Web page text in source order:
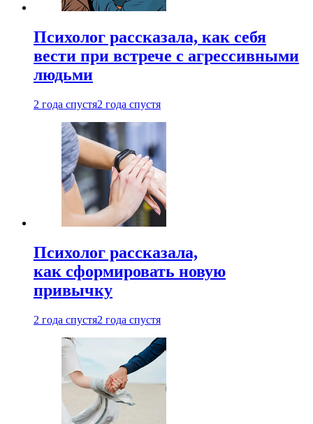
Психолог рассказала, как себя
вести при встрече с агрессивными
людьми
2 года спустя2 года спустя
Психолог рассказала,
как сформировать новую
привычку
2 года спустя2 года спустя